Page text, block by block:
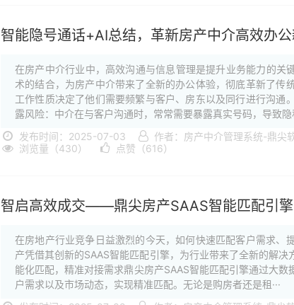
智能隐号通话+AI总结，革新房产中介高效办
在房产中介行业中，高效沟通与信息管理是提升业务能力的关
术的结合，为房产中介带来了全新的办公体验，彻底革新了传
工作性质决定了他们需要频繁与客户、房东以及同行进行沟通
露风险：中介在与客户沟通时，常常需要暴露真实号码，导致隐
发布时间：2025-07-03
作者：房产中介管理系统-鼎尖
浏览量（430）
点赞（616）
智启高效成交——鼎尖房产SAAS智能匹配引擎
在房地产行业竞争日益激烈的今天，如何快速匹配客户需求、
产凭借其创新的SAAS智能匹配引擎，为行业带来了全新的解
能化匹配，精准对接需求鼎尖房产SAAS智能匹配引擎通过大
户需求以及市场动态，实现精准匹配。无论是购房者还是租···